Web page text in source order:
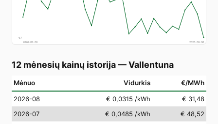
€7
2026-07-08
2026-08-06
12 mėnesių kainų istorija—Vallentuna
Mėnuo Vidurkis €/MWh
2026-08 € 0,0315 /kWh
€ 31,48
2026-07
€ 0,0485 /kWh
€ 48,52